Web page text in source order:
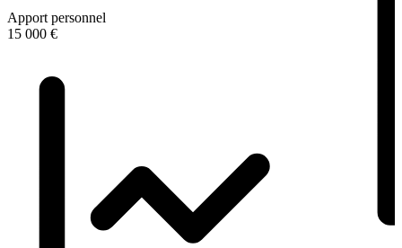
Apport personnel
15 000 €